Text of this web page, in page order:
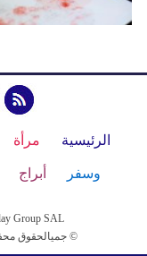
الرئيسية مرأة
وسفر أبراج
Group SAL
جميالحقوق محفوظة لمجموعة العرب اليوم الاعلامية 2025 ©